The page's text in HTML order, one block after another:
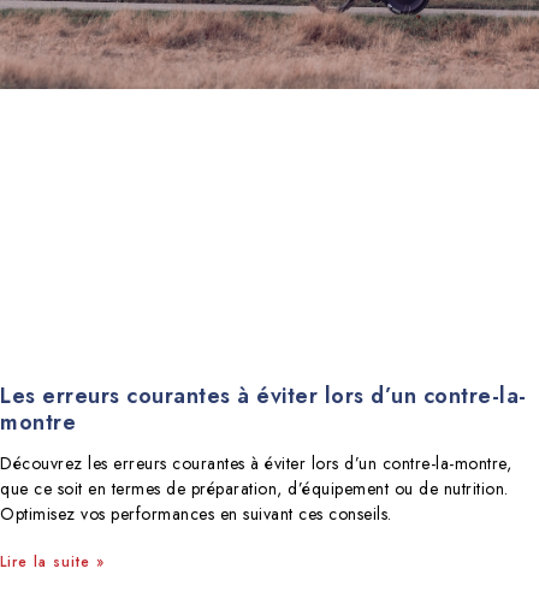
Les erreurs courantes à éviter lors d’un contre-la-
montre
Découvrez les erreurs courantes à éviter lors d’un contre-la-montre,
que ce soit en termes de préparation, d’équipement ou de nutrition.
Optimisez vos performances en suivant ces conseils.
Lire la suite »